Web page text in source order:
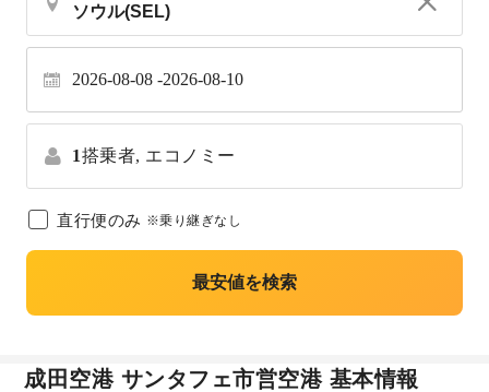
2026-08-08 2026-08-10
1搭乗者, エコノミー
直行便のみ ※乗り継ぎなし
最安値を検索
成田空港 サンタフェ市営空港 基本情報